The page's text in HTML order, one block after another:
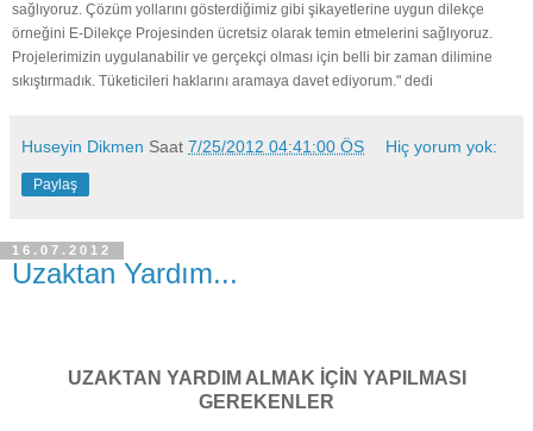
sağlıyoruz. Çözüm yollarını gösterdiğimiz gibi şikayetlerine uygun dilekçe
örneğini E-Dilekçe Projesinden ücretsiz olarak temin etmelerini sağlıyoruz.
Projelerimizin uygulanabilir ve gerçekçi olması için belli bir zaman dilimine
sıkıştırmadık. Tüketicileri haklarını aramaya davet ediyorum." dedi
Huseyin Dikmen Saat 7/25/2012 04:41:00 ÖS Hiç yorum yok:
Paylaş
16.07.2012
Uzaktan Yardım...
UZAKTAN YARDIM ALMAK İÇİN YAPILMASI
GEREKENLER